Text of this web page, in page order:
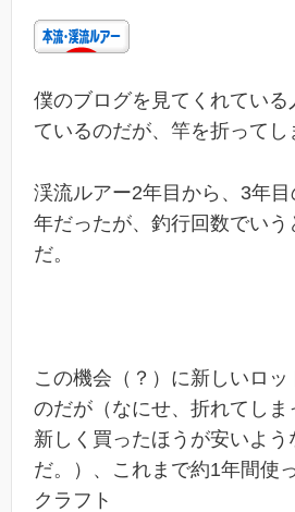
僕のブログを見てくれている
ているのだが、竿を折ってし
渓流ルアー2年目から、3年
年だったが、釣行回数でい
だ。
この機会（？）に新しいロッ
のだが（なにせ、折れてしま
新しく買ったほうが安いよう
だ。）、これまで約1年間使
クラフト